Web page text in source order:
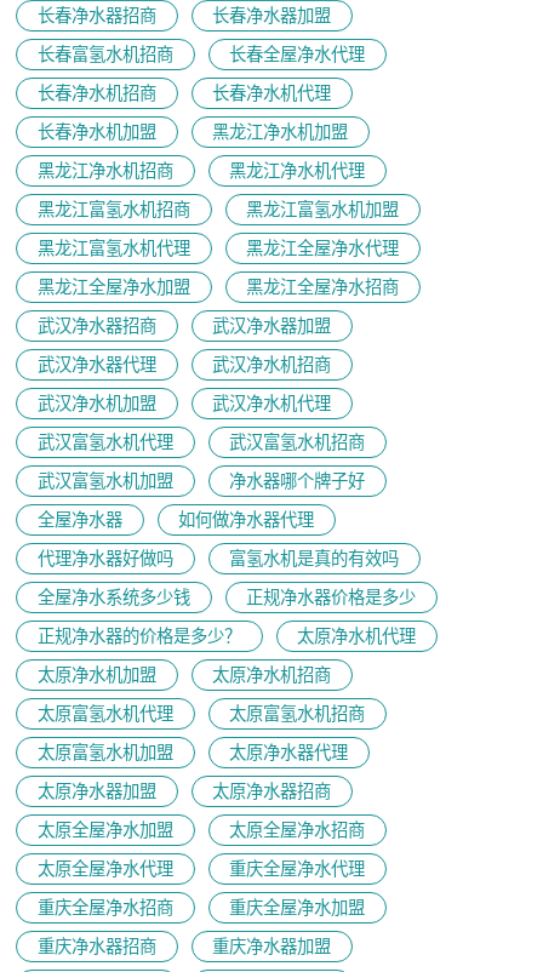
长春净水器招商
长春净水器加盟
长春富氢水机招商
长春全屋净水代理
长春净水机招商
长春净水机代理
长春净水机加盟
黑龙江净水机加盟
黑龙江净水机招商
黑龙江净水机代理
黑龙江富氢水机招商
黑龙江富氢水机加盟
黑龙江富氢水机代理
黑龙江全屋净水代理
黑龙江全屋净水加盟
黑龙江全屋净水招商
武汉净水器招商
武汉净水器加盟
武汉净水器代理
武汉净水机招商
武汉净水机加盟
武汉净水机代理
武汉富氢水机代理
武汉富氢水机招商
武汉富氢水机加盟
净水器哪个牌子好
全屋净水器
如何做净水器代理
代理净水器好做吗
富氢水机是真的有效吗
全屋净水系统多少钱
正规净水器价格是多少
正规净水器的价格是多少？
太原净水机代理
太原净水机加盟
太原净水机招商
太原富氢水机代理
太原富氢水机招商
太原富氢水机加盟
太原净水器代理
太原净水器加盟
太原净水器招商
太原全屋净水加盟
太原全屋净水招商
太原全屋净水代理
重庆全屋净水代理
重庆全屋净水招商
重庆全屋净水加盟
重庆净水器招商
重庆净水器加盟